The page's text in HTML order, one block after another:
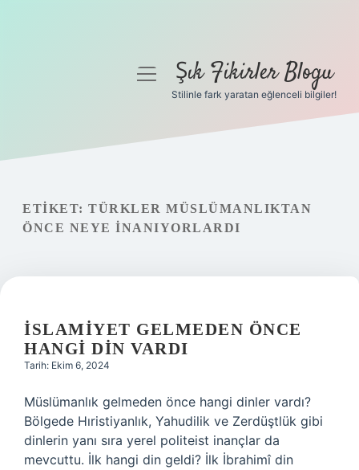
Gizlilik Politikası
Hakkımızda
menüyüŞık Fikirler Blogu
Stilinle fark yaratan eğlenceli bilgiler!
ETIKET: TÜRKLER MÜSLÜMANLIKTAN
ÖNCE NEYE INANIYORLARDI
İSLAMIYET GELMEDEN ÖNCE
HANGI DIN VARDI
Tarih: Ekim 6, 2024
Müslümanlık gelmeden önce hangi dinler vardı?
Bölgede Hıristiyanlık, Yahudilik ve Zerdüştlük gibi
dinlerin yanı sıra yerel politeist inançlar da
mevcuttu. İlk hangi din geldi? İlk İbrahimî din